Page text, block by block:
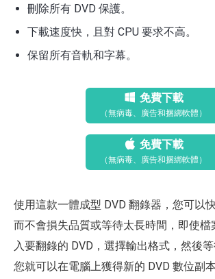
刪除所有 DVD 保護。
下載速度快，且對 CPU 要求不高。
保留所有音軌和字幕。
免費下載
（無病毒、廣告和捆綁軟體）
免費下載
（無病毒、廣告和捆綁軟體）
使用這款一體成型 DVD 翻錄器，您可以
而不會損失品質或等待太長時間，即使檔
入要翻錄的 DVD，選擇輸出格式，然後
您就可以在電腦上獲得新的 DVD 數位副